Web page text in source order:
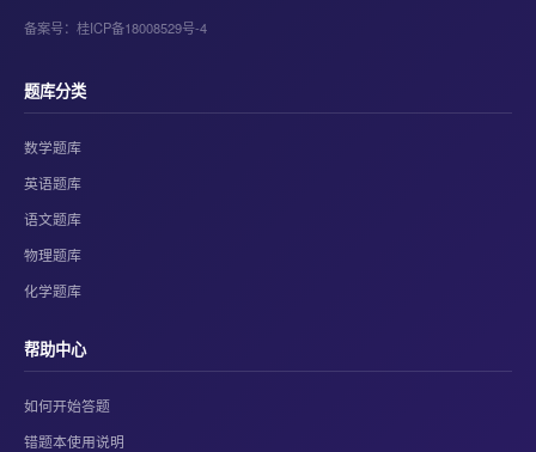
备案号：桂ICP备18008529号-4
题库分类
数学题库
英语题库
语文题库
物理题库
化学题库
帮助中心
如何开始答题
错题本使用说明